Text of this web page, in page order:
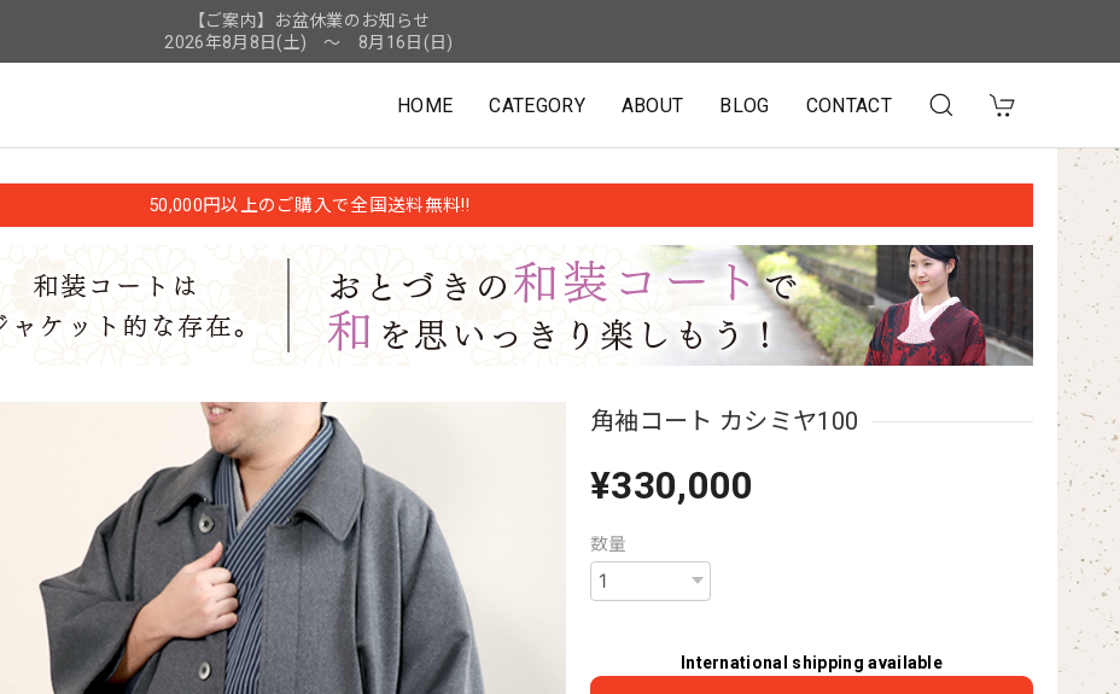
【ご案内】お盆休業のお知らせ
2026年8月8日(土) ～ 8月16日(日)
HOME CATEGORY ABOUT BLOG CONTACT
50,000円以上のご購入で全国送料無料!!
角袖コート カシミヤ100
¥330,000
数量
International shipping available